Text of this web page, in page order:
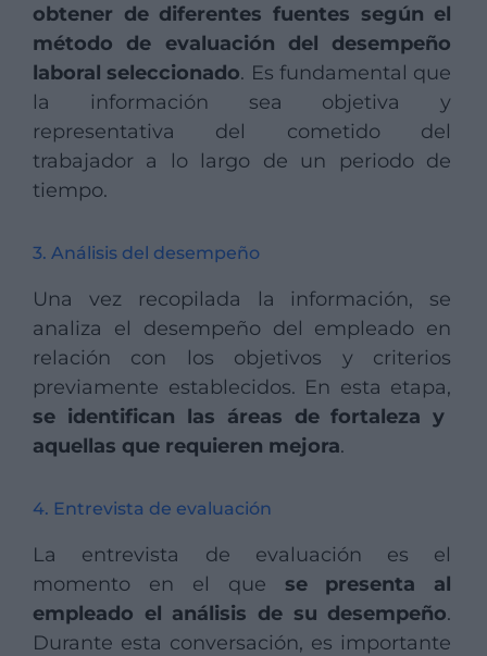
obtener de diferentes fuentes según el
método de evaluación del desempeño
laboral seleccionado. Es fundamental que
la información sea objetiva y
representativa del cometido del
trabajador a lo largo de un periodo de
tiempo.
3. Análisis del desempeño
Una vez recopilada la información, se
analiza el desempeño del empleado en
relación con los objetivos y criterios
previamente establecidos. En esta etapa,
se identifican las áreas de fortaleza y
aquellas que requieren mejora.
4. Entrevista de evaluación
La entrevista de evaluación es el
momento en el que se presenta al
empleado el análisis de su desempeño.
Durante esta conversación, es importante